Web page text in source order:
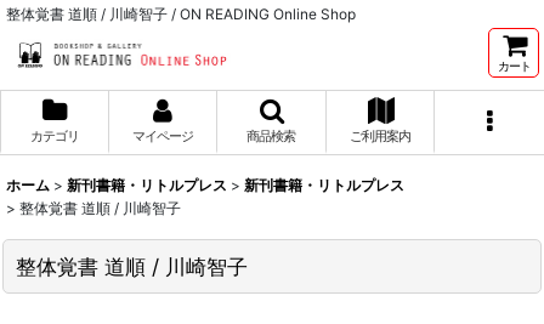
整体覚書 道順 / 川崎智子 / ON READING Online Shop
カート
カテゴリ マイページ 商品検索 ご利用案内
ホーム > 新刊書籍・リトルプレス > 新刊書籍・リトルプレス
> 整体覚書 道順 / 川崎智子
整体覚書 道順 / 川崎智子